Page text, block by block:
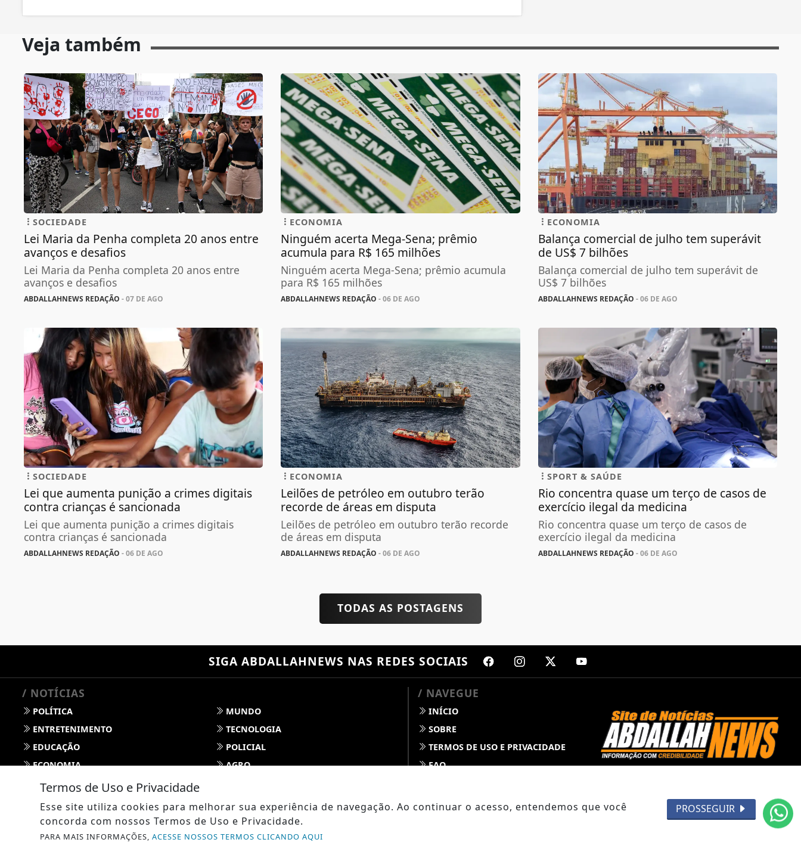
Veja também
SOCIEDADE
Lei Maria da Penha completa 20 anos entre
avanços e desafios
Lei Maria da Penha completa 20 anos entre
avanços e desafios
ABDALLAHNEWS REDAÇÃO - 07 DE AGO
ECONOMIA
Ninguém acerta Mega-Sena; prêmio
acumula para R$ 165 milhões
Ninguém acerta Mega-Sena; prêmio acumula
para R$ 165 milhões
ABDALLAHNEWS REDAÇÃO - 06 DE AGO
ECONOMIA
Balança comercial de julho tem superávit
de US$ 7 bilhões
Balança comercial de julho tem superávit de
US$ 7 bilhões
ABDALLAHNEWS REDAÇÃO - 06 DE AGO
SOCIEDADE
Lei que aumenta punição a crimes digitais
contra crianças é sancionada
Lei que aumenta punição a crimes digitais
contra crianças é sancionada
ABDALLAHNEWS REDAÇÃO - 06 DE AGO
ECONOMIA
Leilões de petróleo em outubro terão
recorde de áreas em disputa
Leilões de petróleo em outubro terão recorde
de áreas em disputa
ABDALLAHNEWS REDAÇÃO - 06 DE AGO
SPORT & SAÚDE
Rio concentra quase um terço de casos de
exercício ilegal da medicina
Rio concentra quase um terço de casos de
exercício ilegal da medicina
ABDALLAHNEWS REDAÇÃO - 06 DE AGO
TODAS AS POSTAGENS
SIGA ABDALLAHNEWS NAS REDES SOCIAIS
/ NOTÍCIAS
POLÍTICA
MUNDO
ENTRETENIMENTO
TECNOLOGIA
EDUCAÇÃO
POLICIAL
ECONOMIA
AGRO
PARCERIA
SOCIEDADE
PREVISÃO DO TEMPO
GERAL
HORÓSCOPO
/ NAVEGUE
INÍCIO
SOBRE
TERMOS DE USO E PRIVACIDADE
FAQ
Termos de Uso e Privacidade
Esse site utiliza cookies para melhorar sua experiência de navegação. Ao continuar o acesso, entendemos que você
concorda com nossos Termos de Uso e Privacidade.
PARA MAIS INFORMAÇÕES,ACESSE NOSSOS TERMOS CLICANDO AQUI
PROSSEGUIR